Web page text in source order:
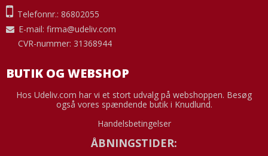
Telefonnr.: 86802055
E-mail: firma@udeliv.com
CVR-nummer: 31368944
BUTIK OG WEBSHOP
Hos Udeliv.com har vi et stort udvalg på webshoppen. Besøg
også vores spændende butik i Knudlund.
Handelsbetingelser
ÅBNINGSTIDER: